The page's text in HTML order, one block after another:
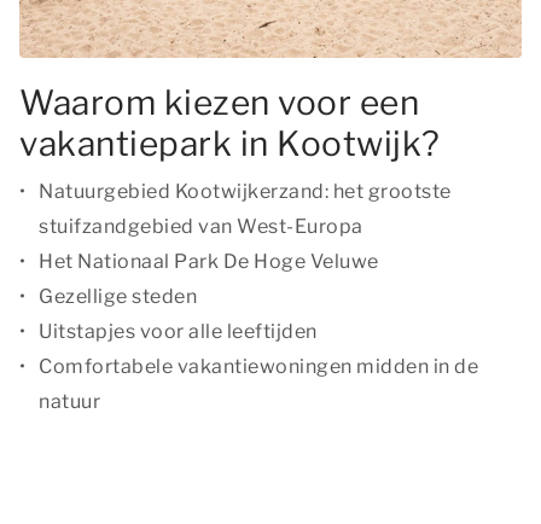
Waarom kiezen voor een
vakantiepark in Kootwijk?
Natuurgebied Kootwijkerzand: het grootste
stuifzandgebied van West-Europa
Het Nationaal Park De Hoge Veluwe
Gezellige steden
Uitstapjes voor alle leeftijden
Comfortabele vakantiewoningen midden in de
natuur